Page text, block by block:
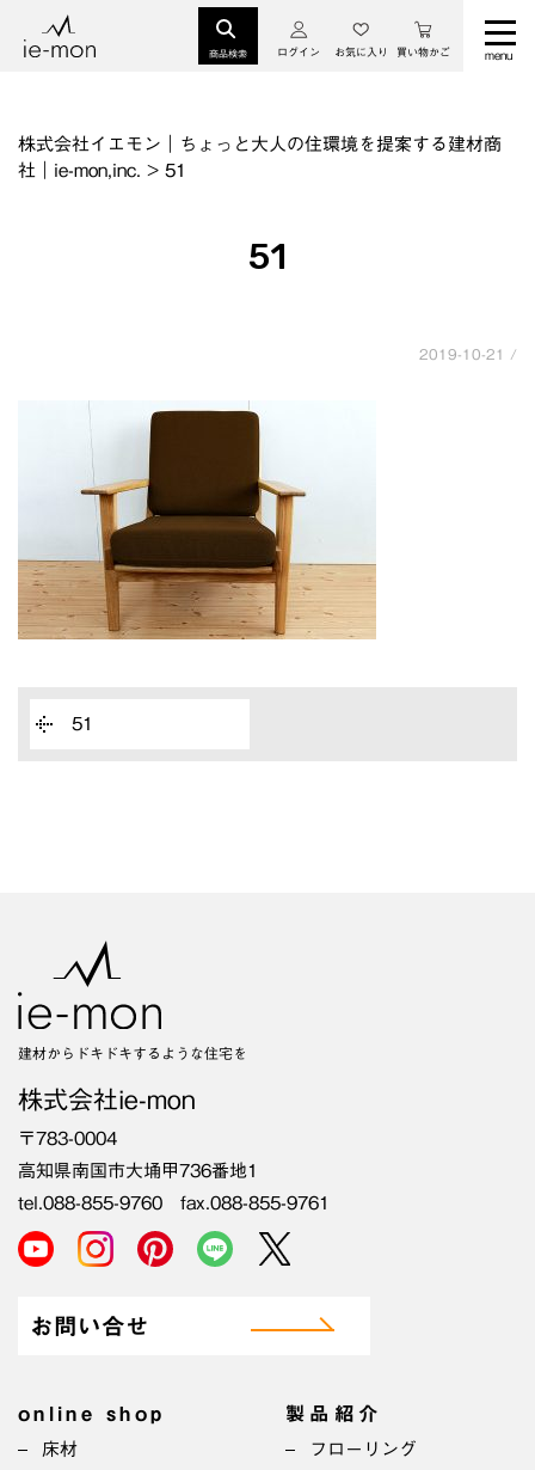
商品検索 ログイン お気に入り 買い物かご
株式会社イエモン｜ちょっと大人の住環境を提案する建材商
社｜ie-mon,inc. > 51
51
2019-10-21 /
51
建材からドキドキするような住宅を
株式会社ie-mon
〒783-0004
高知県南国市大埇甲736番地1
tel.088-855-9760 fax.088-855-9761
お問い合せ
online shop
床材
製品紹介
フローリング